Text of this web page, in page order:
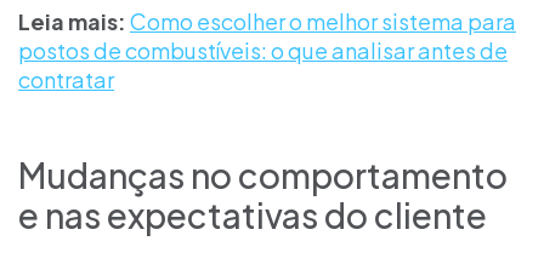
Leia mais: Como escolher o melhor sistema para
postos de combustíveis: o que analisar antes de
contratar
Mudanças no comportamento
e nas expectativas do cliente